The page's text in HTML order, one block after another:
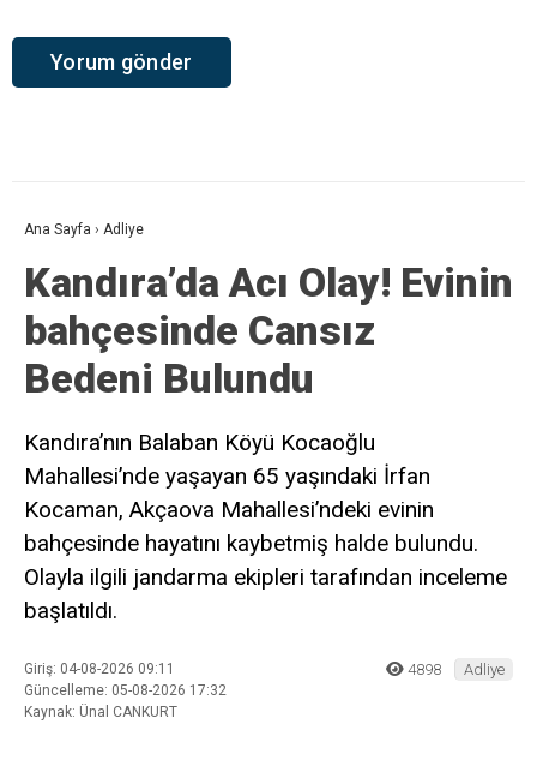
Ana Sayfa › Adliye
Kandıra’da Acı Olay! Evinin
bahçesinde Cansız
Bedeni Bulundu
Kandıra’nın Balaban Köyü Kocaoğlu
Mahallesi’nde yaşayan 65 yaşındaki İrfan
Kocaman, Akçaova Mahallesi’ndeki evinin
bahçesinde hayatını kaybetmiş halde bulundu.
Olayla ilgili jandarma ekipleri tarafından inceleme
başlatıldı.
Giriş: 04-08-2026 09:11
Güncelleme: 05-08-2026 17:32
Kaynak: Ünal CANKURT
4898 Adliye